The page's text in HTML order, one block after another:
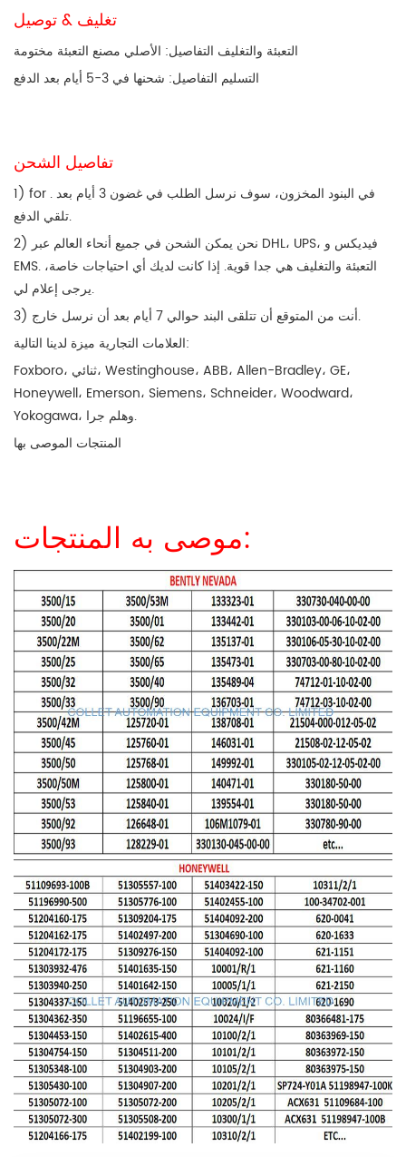
تغليف & توصيل
التعبئة والتغليف التفاصيل: الأصلي مصنع التعبئة مختومة
التسليم التفاصيل: شحنها في 3-5 أيام بعد الدفع
تفاصيل الشحن
1) for . في البنود المخزون، سوف نرسل الطلب في غضون 3 أيام بعد
تلقي الدفع.
2) نحن يمكن الشحن في جميع أنحاء العالم عبر DHL، UPS، فيديكس و
EMS. التعبئة والتغليف هي جدا قوية. إذا كانت لديك أي احتياجات خاصة،
يرجى إعلام لي.
3) أنت من المتوقع أن تتلقى البند حوالي 7 أيام بعد أن نرسل خارج.
العلامات التجارية ميزة لدينا التالية:
Foxboro، ثنائي، Westinghouse، ABB، Allen-Bradley، GE،
Honeywell، Emerson، Siemens، Schneider، Woodward،
Yokogawa، وهلم جرا.
المنتجات الموصى بها
موصى به المنتجات: